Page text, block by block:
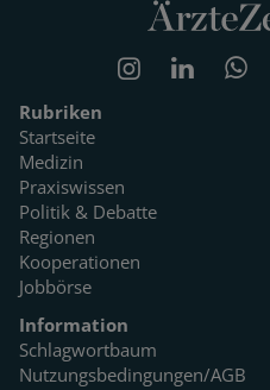
Rubriken
Startseite
Medizin
Praxiswissen
Politik & Debatte
Regionen
Kooperationen
Jobbörse
Information
Schlagwortbaum
Nutzungsbedingungen/AGB